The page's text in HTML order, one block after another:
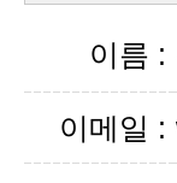
이름 :
이메일 :